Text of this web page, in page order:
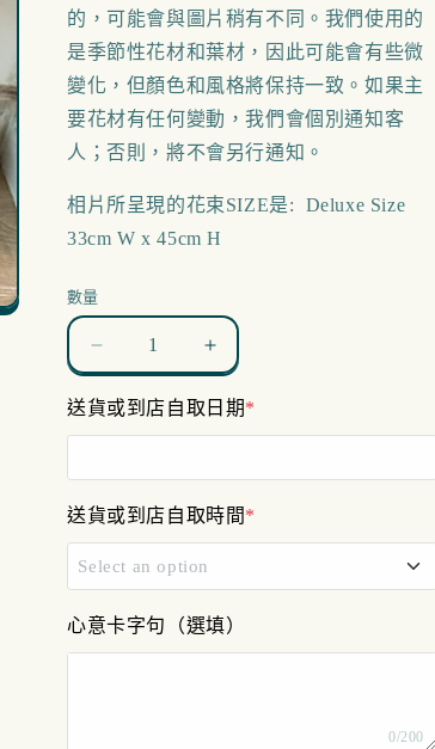
的，可能會與圖片稍有不同。我們使用的
是季節性花材和葉材，因此可能會有些微
變化，但顏色和風格將保持一致。如果主
要花材有任何變動，我們會個別通知客
人；否則，將不會另行通知。
相片所呈現的花束SIZE是: Deluxe Size
33cm W x 45cm H
數量
Innocent
Heart
數
量
減
少
Innocent
Heart
數
量
增
加
送貨或到店自取日期*
送貨或到店自取時間*
Select an option
11am - 12pm
心意卡字句（選填）
0/200